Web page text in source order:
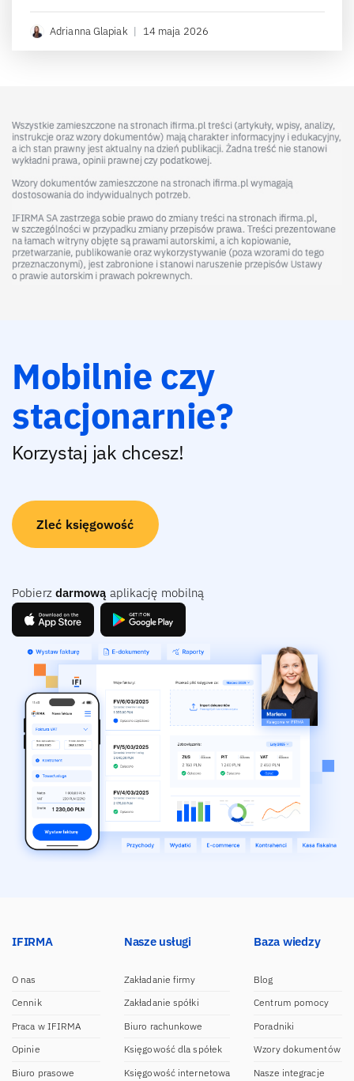
Adrianna Glapiak | 14 maja 2026
Mobilnie czy
stacjonarnie?
Korzystaj jak chcesz!
Zleć księgowość
Pobierz darmową aplikację mobilną
IFIRMA
O nas
Cennik
Praca w IFIRMA
Opinie
Biuro prasowe
Nasze usługi
Zakładanie firmy
Zakładanie spółki
Biuro rachunkowe
Księgowość dla spółek
Księgowość internetowa
Baza wiedzy
Blog
Centrum pomocy
Poradniki
Wzory dokumentów
Nasze integracje